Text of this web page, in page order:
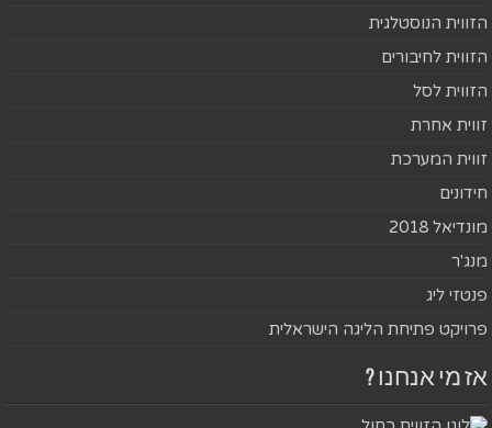
הזווית הנוסטלגית
הזווית לחיבורים
הזווית לסל
זווית אחרת
זווית המערכת
חידונים
מונדיאל 2018
מנג'ר
פנטזי ליג
פרויקט פתיחת הליגה הישראלית
אז מי אנחנו ?